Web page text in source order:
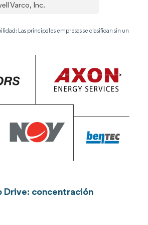
Varco, Inc.
Las principales empresas se clasifican sin un
Drive: concentración